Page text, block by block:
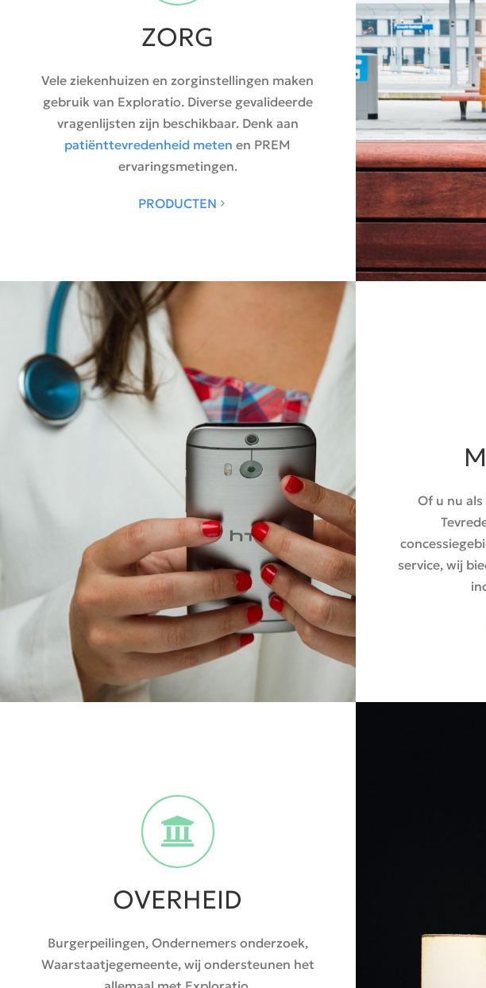
ZORG
Vele ziekenhuizen en zorginstellingen maken
gebruik van Exploratio. Diverse gevalideerde
vragenlijsten zijn beschikbaar. Denk aan
patiënttevredenheid meten en PREM
ervaringsmetingen.
PRODUCTEN
Of u nu
service, wij
OVERHEID
Burgerpeilingen, Ondernemers onderzoek,
Waarstaatjegemeente, wij ondersteunen het